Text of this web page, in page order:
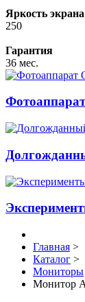
Яркость экрана
250
Гарантия
36 мес.
Главная >
Каталог >
Мониторы
Монитор